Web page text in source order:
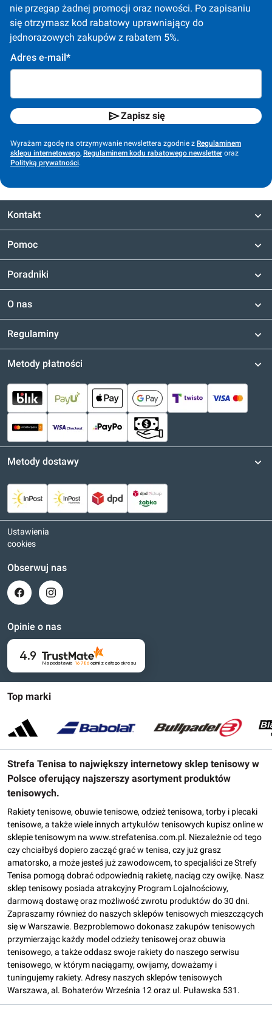
nie przegap żadnej promocji oraz nowości. Po zapisaniu
się otrzymasz kod rabatowy uprawniający do
jednorazowych zakupów z rabatem 5%.
Adres e-mail*
Zapisz się
Wyrażam zgodę na otrzymywanie newslettera zgodnie z Regulaminem
sklepu internetowego, Regulaminem kodu rabatowego newsletter oraz
Polityką prywatności.
Kontakt
Pomoc
Poradniki
O nas
Regulaminy
Top marki
Strefa Tenisa to największy internetowy sklep tenisowy w
Polsce oferujący najszerszy asortyment produktów
tenisowych.
Rakiety tenisowe, obuwie tenisowe, odzież tenisowa, torby i plecaki
tenisowe, a także wiele innych artykułów tenisowych kupisz online w
sklepie tenisowym na www.strefatenisa.com.pl. Niezależnie od tego
czy chciałbyś dopiero zacząć grać w tenisa, czy już grasz
amatorsko, a może jesteś już zawodowcem, to specjaliści ze Strefy
Tenisa pomogą dobrać odpowiednią rakietę, naciąg czy owijkę. Nasz
sklep tenisowy posiada atrakcyjny Program Lojalnościowy,
darmową dostawę oraz możliwość zwrotu produktów do 30 dni.
Zapraszamy również do naszych sklepów tenisowych mieszczących
się w Warszawie. Bezproblemowo dokonasz zakupów tenisowych
przymierzając każdy model odzieży tenisowej oraz obuwia
tenisowego, a także oddasz swoje rakiety do naszego serwisu
tenisowego, w którym naciągamy, owijamy, doważamy i
tuningujemy rakiety. Adresy naszych sklepów tenisowych
Warszawa, al. Bohaterów Września 12 oraz ul. Puławska 531.
Metody płatności
Metody dostawy
Ustawienia
cookies
Obserwuj nas
Opinie o nas
4.9
Na podstawie 16 786opinii z całego okresu